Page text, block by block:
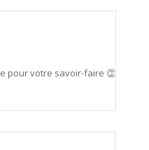
pour votre savoir-faire 👏